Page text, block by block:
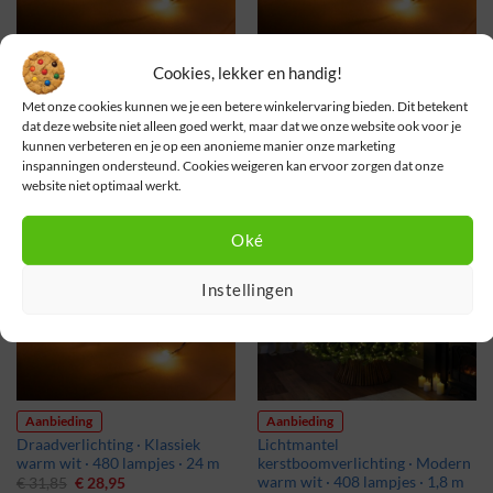
Cookies, lekker en handig!
Met onze cookies kunnen we je een betere winkelervaring bieden. Dit betekent
dat deze website niet alleen goed werkt, maar dat we onze website ook voor je
kunnen verbeteren en je op een anonieme manier onze marketing
inspanningen ondersteund. Cookies weigeren kan ervoor zorgen dat onze
website niet optimaal werkt.
Oké
Instellingen
Aanbieding
Draadverlichting · Klassiek
warm wit · 360 lampjes · 18 m
€26,35 Oorspronkelijke
prijs
€ 26,35.
€11,49Huidige
prijs
is:
€ 11,49.
Aanbieding
warm wit · 120 lampjes · 6 m
€16,45 Oorspronkelijke
prijs
€ 16,45.
€14,95Huidige
prijs
€ 14,95.
Aanbieding
Draadverlichting · Klassiek
warm wit · 480 lampjes · 24 m
€31,85 Oorspronkelijke
€28,95Huidige
Aanbieding
Lichtmantel
kerstboomverlichting · Modern
warm wit · 408 lampjes · 1,8 m